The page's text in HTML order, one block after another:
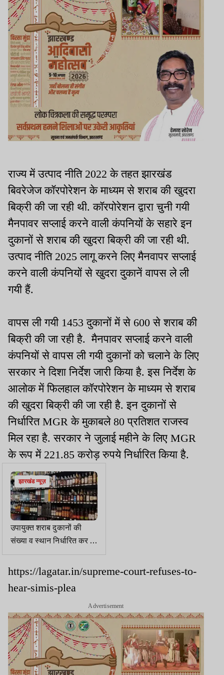
राज्य में उत्पाद नीति 2022 के तहत झारखंड
बिवरेजेज कॉरपोरेशन के माध्यम से शराब की खुदरा
बिक्री की जा रही थी. कॉरपोरेशन द्वारा चुनी गयी
मैनपावर सप्लाई करने वाली कंपनियों के सहारे इन
दुकानों से शराब की खुदरा बिक्री की जा रही थी.
उत्पाद नीति 2025 लागू करने लिए मैनवापर सप्लाई
करने वाली कंपनियों से खुदरा दुकानें वापस ले ली
गयी हैं.
वापस ली गयी 1453 दुकानों में से 600 से शराब की
बिक्री की जा रही है. मैनपावर सप्लाई करने वाली
कंपनियों से वापस ली गयी दुकानों को चलाने के लिए
सरकार ने दिशा निर्देश जारी किया है. इस निर्देश के
आलोक में फिलहाल कॉरपोरेशन के माध्यम से शराब
की खुदरा बिक्री की जा रही है. इन दुकानों से
निर्धारित MGR के मुकाबले 80 प्रतिशत राजस्व
मिल रहा है. सरकार ने जुलाई महीने के लिए MGR
के रूप में 221.85 करोड़ रुपये निर्धारित किया है.
झारखंड न्यूज़
उपायुक्त शराब दुकानों की
संख्या व स्थान निर्धारित कर 21
जुलाई तक सरकार को रिपोर्ट
भेजें : उत्पाद आयुक्त
https://lagatar.in/supreme-court-refuses-to-
hear-simis-plea
Advertisement